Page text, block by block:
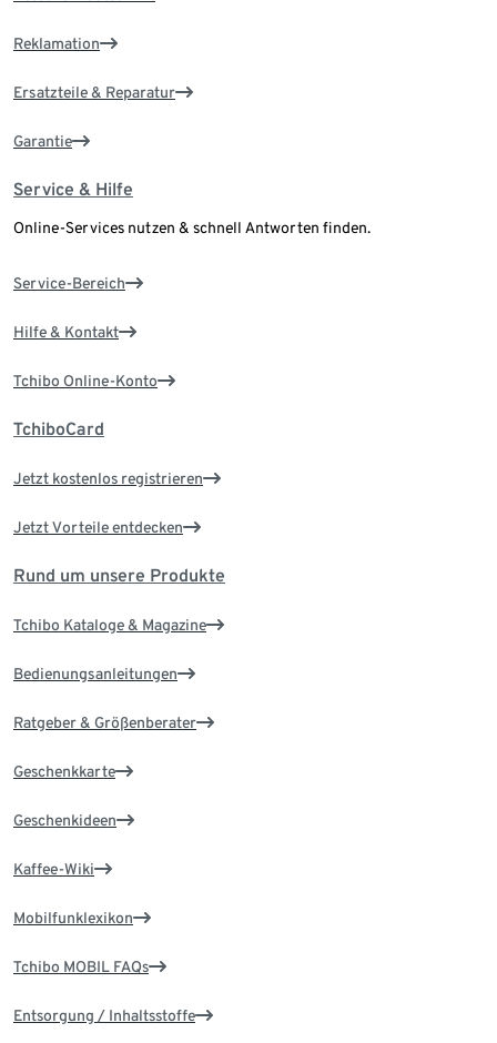
Reklamation
Ersatzteile & Reparatur
Garantie
Service & Hilfe
Online-Services nutzen & schnell Antworten finden.
Service-Bereich
Hilfe & Kontakt
Tchibo Online-Konto
TchiboCard
Jetzt kostenlos registrieren
Jetzt Vorteile entdecken
Rund um unsere Produkte
Tchibo Kataloge & Magazine
Bedienungsanleitungen
Ratgeber & Größenberater
Geschenkkarte
Geschenkideen
Kaffee-Wiki
Mobilfunklexikon
Tchibo MOBIL FAQs
Entsorgung / Inhaltsstoffe